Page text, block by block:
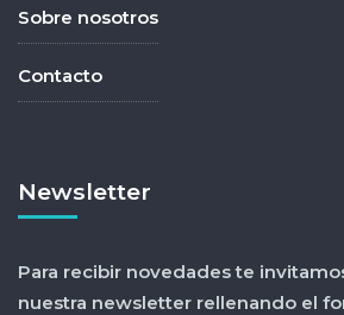
Sobre nosotros
Contacto
Newsletter
Para recibir novedades te
nuestra newsletter rellenando el